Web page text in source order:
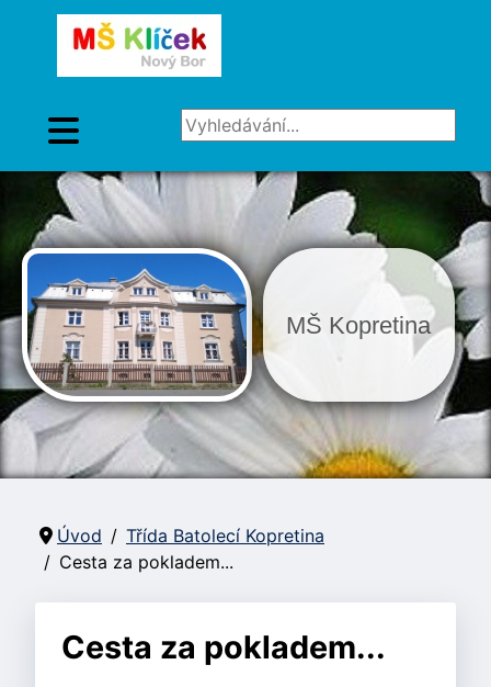
Vyhledávání...
MŠ Kopretina
Úvod
Třída Batolecí Kopretina
Cesta za pokladem...
Cesta za pokladem...